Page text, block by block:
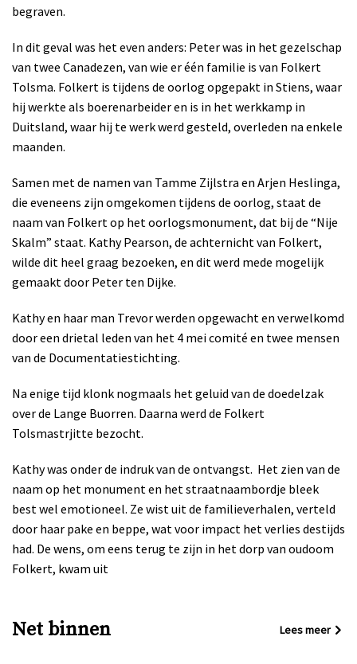
begraven.
In dit geval was het even anders: Peter was in het gezelschap
van twee Canadezen, van wie er één familie is van Folkert
Tolsma. Folkert is tijdens de oorlog opgepakt in Stiens, waar
hij werkte als boerenarbeider en is in het werkkamp in
Duitsland, waar hij te werk werd gesteld, overleden na enkele
maanden.
Samen met de namen van Tamme Zijlstra en Arjen Heslinga,
die eveneens zijn omgekomen tijdens de oorlog, staat de
naam van Folkert op het oorlogsmonument, dat bij de “Nije
Skalm” staat. Kathy Pearson, de achternicht van Folkert,
wilde dit heel graag bezoeken, en dit werd mede mogelijk
gemaakt door Peter ten Dijke.
Kathy en haar man Trevor werden opgewacht en verwelkomd
door een drietal leden van het 4 mei comité en twee mensen
van de Documentatiestichting.
Na enige tijd klonk nogmaals het geluid van de doedelzak
over de Lange Buorren. Daarna werd de Folkert
Tolsmastrjitte bezocht.
Kathy was onder de indruk van de ontvangst. Het zien van de
naam op het monument en het straatnaambordje bleek
best wel emotioneel. Ze wist uit de familieverhalen, verteld
door haar pake en beppe, wat voor impact het verlies destijds
had. De wens, om eens terug te zijn in het dorp van oudoom
Folkert, kwam uit
Net binnen Lees meer